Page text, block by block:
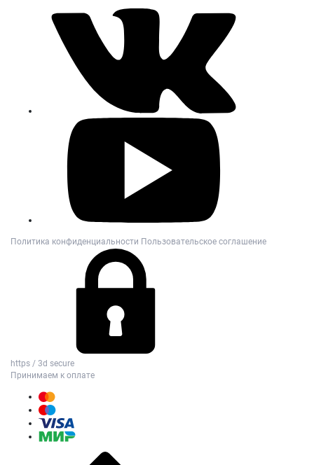
Политика конфиденциальности Пользовательское соглашение
https / 3d secure
Принимаем к оплате